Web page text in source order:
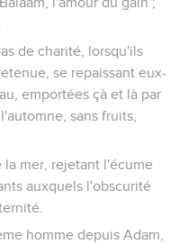
de charité, lorsqu'ils
se repaissant eux-
emportées çà et là par
sans fruits,
la mer, rejetant l'écume
auxquels l'obscurité
homme depuis Adam,